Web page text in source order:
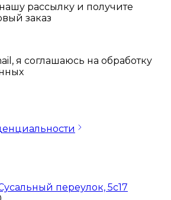
рассылку и получите
заказ
я соглашаюсь на обработку
переулок, 5с17